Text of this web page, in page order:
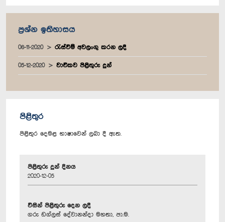
ප්‍රශ්න ඉතිහාසය
06-11-2020 රැස්වීම් අවලංගු කරන ලදී
05-12-2020 වාචිකව පිළිතුරු දුන්
පිළිතුර
පිළිතුර දෙමළ භාෂාවෙන් ලබා දී ඇත.
පිළිතුරු දුන් දිනය
2020-12-05
විසින් පිළිතුරු දෙන ලදී
ගරු ඩග්ලස් දේවානන්දා මහතා, පා.ම.